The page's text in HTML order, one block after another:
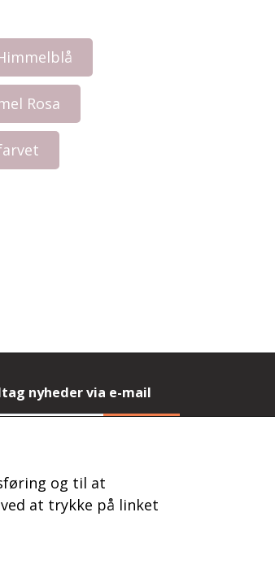
Rosa
nyheder via e-mail
og til at
at trykke på linket